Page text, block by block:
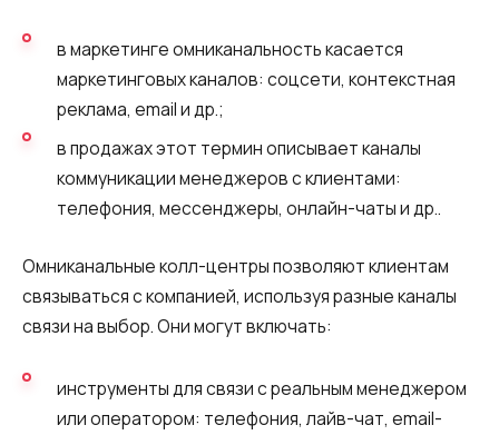
в маркетинге омниканальность касается
маркетинговых каналов: соцсети, контекстная
реклама, email и др.;
в продажах этот термин описывает каналы
коммуникации менеджеров с клиентами:
телефония, мессенджеры, онлайн-чаты и др..
Омниканальные колл-центры позволяют клиентам
связываться с компанией, используя разные каналы
связи на выбор. Они могут включать:
инструменты для связи с реальным менеджером
или оператором: телефония, лайв-чат, email-